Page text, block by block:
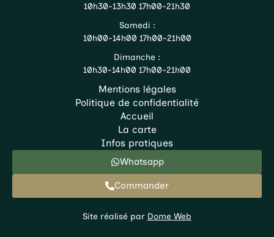
10h30-13h30 17h00-21h30
Samedi :
10h00-14h00 17h00-21h00
Dimanche :
10h30-14h00 17h00-21h00
Commander
Whatsapp
Accueil
La carte
Infos pratiques
Mentions légales
Politique de confidentialité
Site réalisé par Dome Web